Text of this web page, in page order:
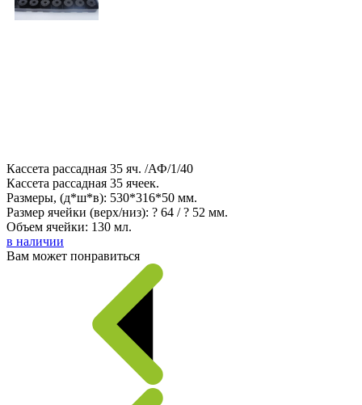
Кассета рассадная 35 яч. /АФ/1/40
Кассета рассадная 35 ячеек.
Размеры, (д*ш*в): 530*316*50 мм.
Размер ячейки (верх/низ): ? 64 / ? 52 мм.
Объем ячейки: 130 мл.
в наличии
Вам может понравиться